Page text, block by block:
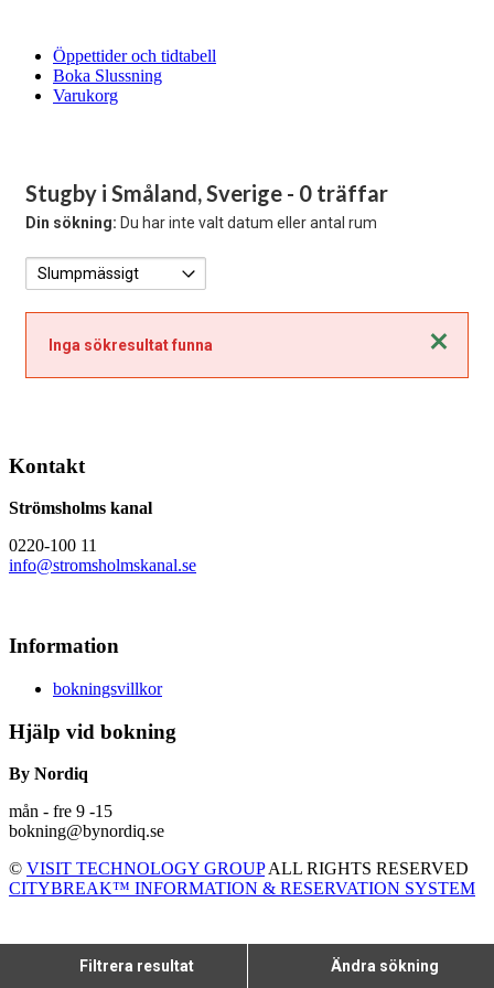
Öppettider och tidtabell
Boka Slussning
Varukorg
Stugby i Småland, Sverige - 0 träffar
Din sökning: Du har inte valt datum eller antal rum
Stäng
Inga sökresultat funna
Filtrera resultat Ändra sökning
Kontakt
Strömsholms kanal
0220-100 11
info@stromsholmskanal.se
Information
bokningsvillkor
Hjälp vid bokning
By Nordiq
mån - fre 9 -15
bokning@bynordiq.se
© VISIT TECHNOLOGY GROUPALL RIGHTS RESERVED
CITYBREAK™ INFORMATION & RESERVATION SYSTEM